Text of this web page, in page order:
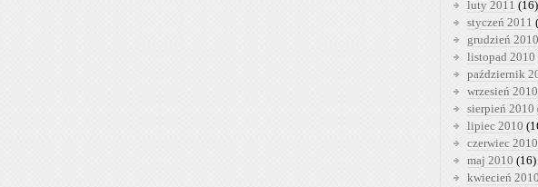
luty 2011 (16)
styczeń 2011
grudzień 2010
listopad 2010
październik
wrzesień 2010
sierpień 2010
lipiec 2010
czerwiec 2010
maj 2010 (16)
kwiecień 2010